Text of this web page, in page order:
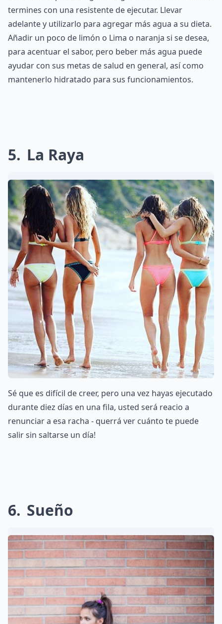
termines con una resistente de ejecutar. Llevar
adelante y utilizarlo para agregar más agua a su dieta.
Añadir un poco de limón o Lima o naranja si se desea,
para acentuar el sabor, pero beber más agua puede
ayudar con sus metas de salud en general, así como
mantenerlo hidratado para sus funcionamientos.
5 La Raya
Sé que es difícil de creer, pero una vez hayas ejecutado
durante diez días en una fila, usted será reacio a
renunciar a esa racha - querrá ver cuánto te puede
salir sin saltarse un día!
6 Sueño